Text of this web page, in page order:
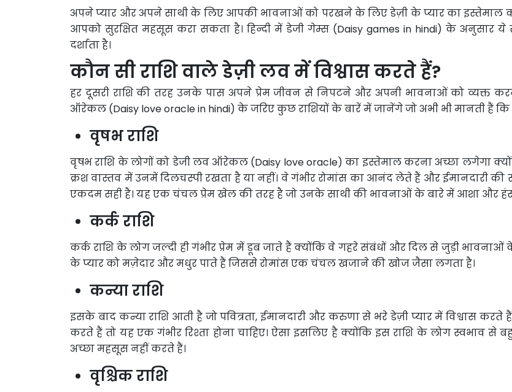
अपने प्यार और अपने साथी के लिए आपकी भावनाओं को परखने के लिए डेज़ी के प्यार का इस्तेमाल
आपको सुरक्षित महसूस करा सकता है। हिन्दी में डेजी गेम्स (Daisy games in hindi) के अनुसार
दर्शाता है।
कौन सी राशि वाले डेज़ी लव में विश्वास करते हैं?
हर दूसरी राशि की तरह उनके पास अपने प्रेम जीवन से निपटने और अपनी भावनाओं को व्यक्त
ऑरेकल (Daisy love oracle in hindi) के जरिए कुछ राशियों के बारें में जानेंगे जो अभी भी मानती हैं
वृषभ राशि
वृषभ राशि के लोगों को डेजी लव ऑरेकल (Daisy love oracle) का इस्तेमाल करना अच्छा लगेगा
क्रश वास्तव में उनमें दिलचस्पी रखता है या नहीं। वे गंभीर रोमांस का आनंद लेते हैं और ईमानदारी
एकदम सही है। यह एक चंचल प्रेम खेल की तरह है जो उनके साथी की भावनाओं के बारे में आशा और
कर्क राशि
कर्क राशि के लोग जल्दी ही गंभीर प्रेम में डूब जाते हैं क्योंकि वे गहरे संबंधों और दिल से जुड़ी
के प्यार को मज़ेदार और मधुर पाते हैं जिससे रोमांस एक चंचल खजाने की खोज जैसा लगता है।
कन्या राशि
इसके बाद कन्या राशि आती है जो पवित्रता, ईमानदारी और करुणा से भरे डेज़ी प्यार में विश्वास
करते हैं तो यह एक गंभीर रिश्ता होना चाहिए। ऐसा इसलिए है क्योंकि इस राशि के लोग स्वभाव
अच्छा महसूस नहीं करते हैं।
वृश्चिक राशि